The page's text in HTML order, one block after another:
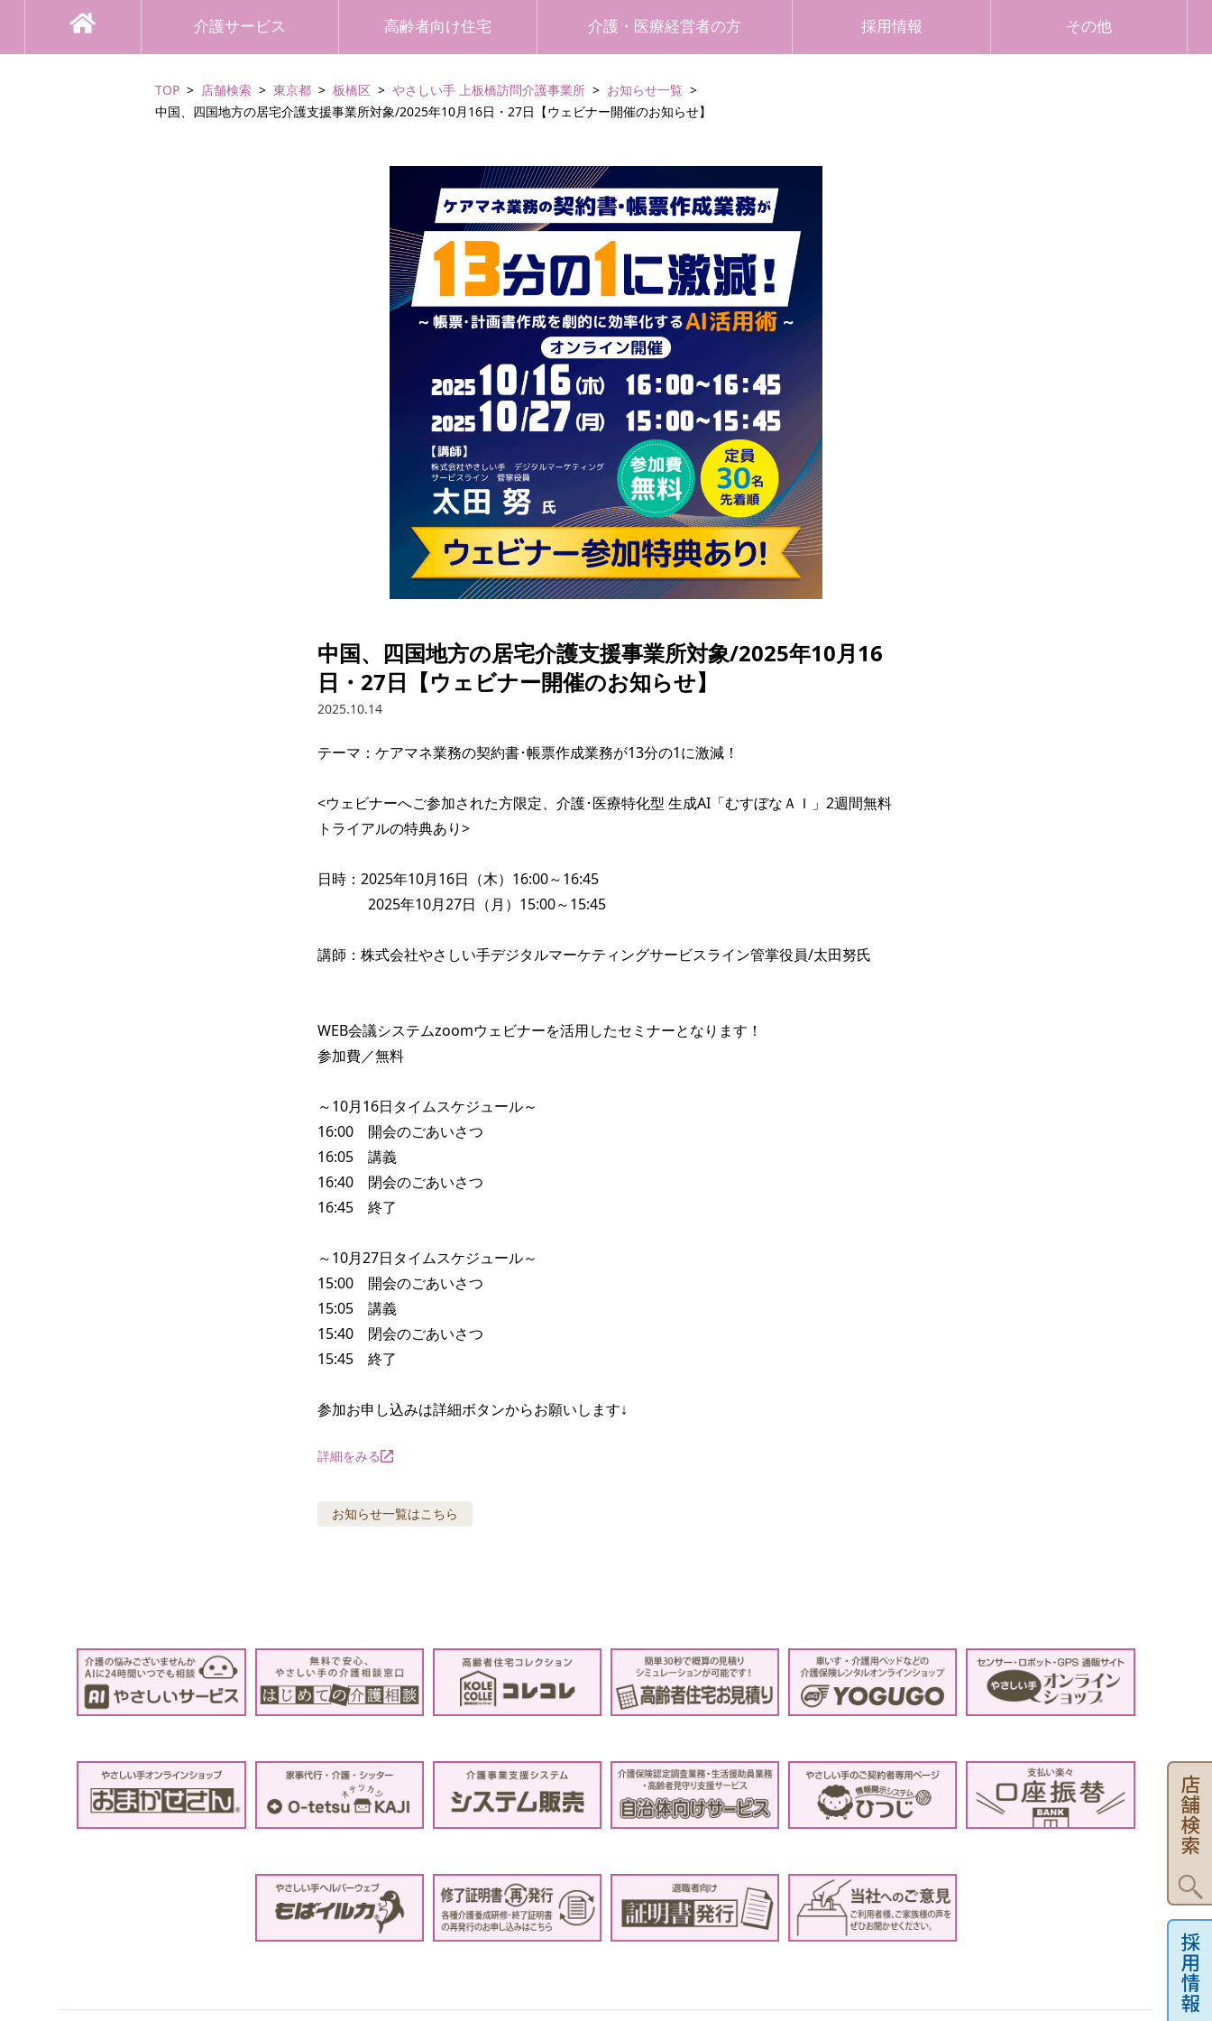
介護サービス 高齢者向け住宅 介護・医療経営者の方 採用情報 その他
TOP 店舗検索 東京都 板橋区 やさしい手 上板橋訪問介護事業所
お知らせ一覧
中国、四国地方の居宅介護支援事業所対象/2025年10月16日・27日【ウェビナー開催のお知らせ】
中国、四国地方の居宅介護支援事業所対象/2025年10月16
日・27日【ウェビナー開催のお知らせ】
2025.10.14
テーマ：ケアマネ業務の契約書･帳票作成業務が13分の1に激減！
<ウェビナーへご参加された方限定、介護･医療特化型 生成AI「むすぼなＡＩ」2週間無料
トライアルの特典あり>
日時：2025年10月16日（木）16:00～16:45
講師：株式会社やさしい手デジタルマーケティングサービスライン管掌役員/太田努氏
WEB会議システムzoomウェビナーを活用したセミナーとなります！
参加費／無料
～10月16日タイムスケジュール～
16:00　開会のごあいさつ
16:05　講義
16:40　閉会のごあいさつ
16:45　終了
～10月27日タイムスケジュール～
15:00　開会のごあいさつ
15:05　講義
15:40　閉会のごあいさつ
15:45　終了
参加お申し込みは詳細ボタンからお願いします↓
詳細をみる
お知らせ一覧はこちら